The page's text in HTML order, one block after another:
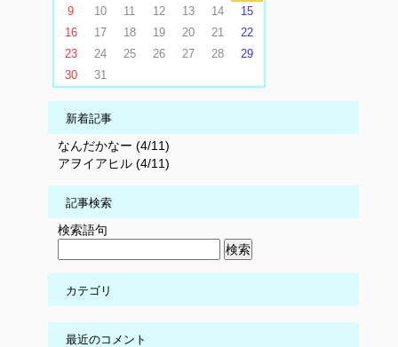
9
10 11 12 13 14
15
16
17 18 19 20 21
22
23
24 25 26 27 28
29
30
31
新着記事
なんだかなー (4/11)
アヲイアヒル (4/11)
記事検索
検索語句
カテゴリ
最近のコメント